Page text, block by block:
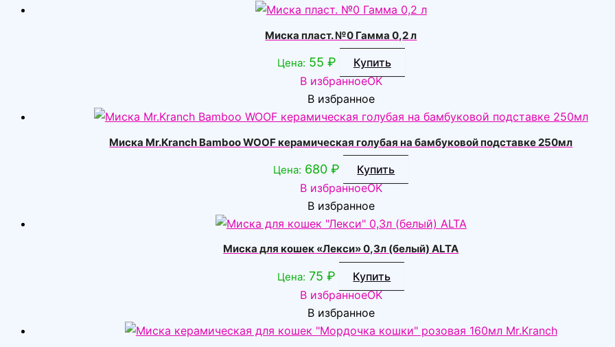
Миска пласт. №0 Гамма 0,2 л
Цена: 55 ₽
Купить
В избранноеOK
В избранное
Миска Mr.Kranch Bamboo WOOF керамическая голубая на бамбуковой подставке 250мл
Цена: 680₽
Купить
В избранноеOK
В избранное
Миска для кошек «Лекси» 0,3л (белый) ALTA
Цена: 75₽
Купить
В избранноеOK
В избранное